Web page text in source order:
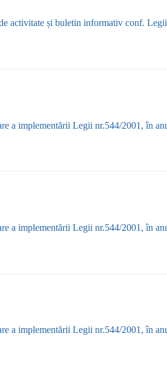
activitate și buletin informativ conf.
a implementării Legii nr.544/2001, în
a implementării Legii nr.544/2001, în
a implementării Legii nr.544/2001, în